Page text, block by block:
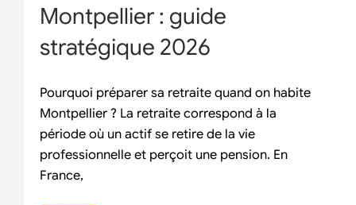
Montpellier : guide
stratégique 2026
Pourquoi préparer sa retraite quand on habite
Montpellier ? La retraite correspond à la
période où un actif se retire de la vie
professionnelle et perçoit une pension. En
France,